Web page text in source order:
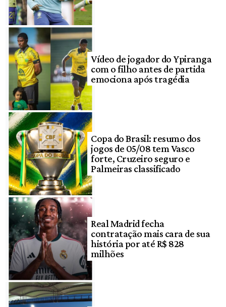
Vídeo de jogador do Ypiranga
com o filho antes de partida
emociona após tragédia
Copa do Brasil: resumo dos
jogos de 05/08 tem Vasco
forte, Cruzeiro seguro e
Palmeiras classificado
Real Madrid fecha
contratação mais cara de sua
história por até R$ 828
milhões